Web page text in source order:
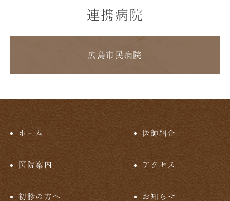
連携病院
広島市民病院
ホーム 医師紹介
医院案内 アクセス
初診の方へ お知らせ